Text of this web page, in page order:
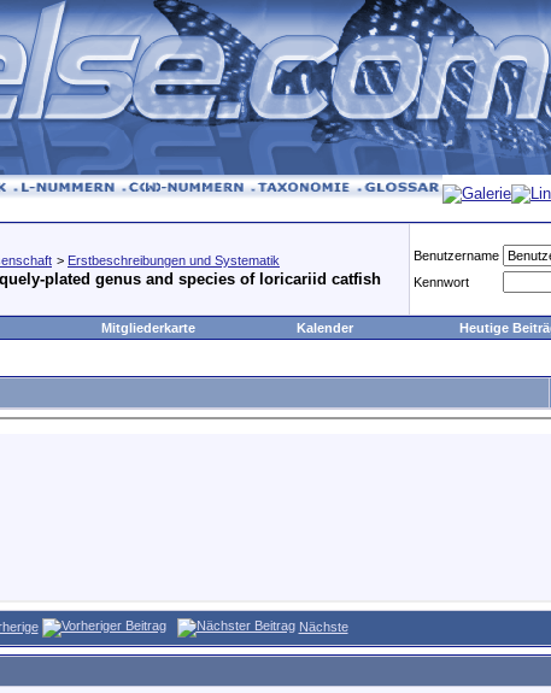
> Erstbeschreibungen und Systematik
plated genus and species of loricariid catfish
Benutzername
Kennwort
Mitgliederkarte Kalender Heutige
Nächste